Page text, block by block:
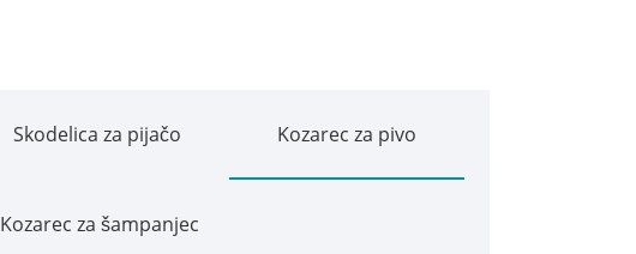
Skodelica za pijačo Kozarec za pivo
Kozarec za šampanjec